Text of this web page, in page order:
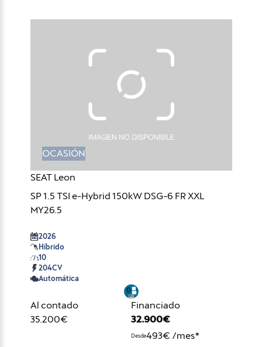
OCASIÓN
SEAT Leon
SP 1.5 TSI e-Hybrid 150kW DSG-6 FR XXL
MY26.5
2026
Híbrido
10
204CV
Automática
Al contado
35.200€
Financiado
32.900€
Desde493€ /mes*